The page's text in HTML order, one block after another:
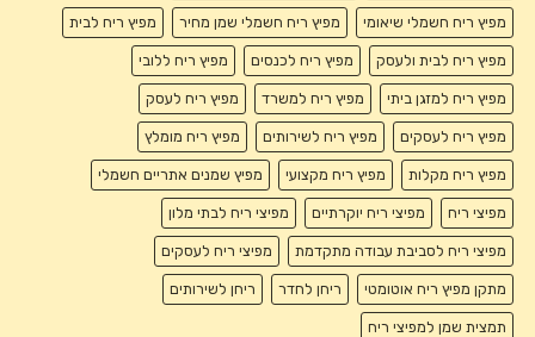
מפיץ ריח חשמלי שיאומי מפיץ ריח חשמלי שמן מחיר מפיץ ריח לבית
מפיץ ריח לבית ולעסק מפיץ ריח לכנסים מפיץ ריח ללובי
מפיץ ריח למזגן ביתי מפיץ ריח למשרד מפיץ ריח לעסק
מפיץ ריח לעסקים מפיץ ריח לשירותים מפיץ ריח מומלץ
מפיץ ריח מקלות מפיץ ריח מקצועי מפיץ שמנים אתריים חשמלי
מפיצי ריח מפיצי ריח יוקרתיים מפיצי ריח לבתי מלון
מפיצי ריח לסביבת עבודה מתקדמת מפיצי ריח לעסקים
מתקן מפיץ ריח אוטומטי ריחן לחדר ריחן לשירותים
תמצית שמן למפיצי ריח